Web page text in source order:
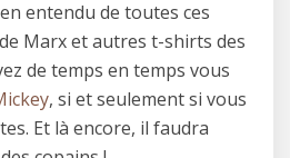
entendu de toutes ces
Marx et autres t-shirts des
de temps en temps vous
, si et seulement si vous
Et là encore, il faudra